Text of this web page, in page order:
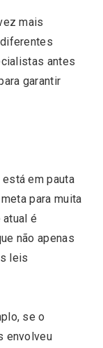
mais
antes
garantir
em pauta
para muita
é
não apenas
leis
se o
envolveu